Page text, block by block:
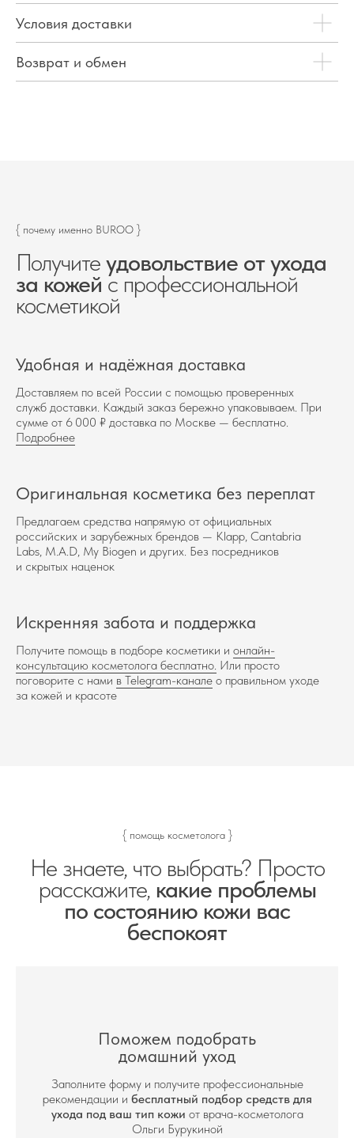
Условия доставки
Возврат и обмен
Получитеудовольствие от ухода
за кожей с профессиональной
косметикой
{ почему именно BUROO }
Удобная и надёжная доставка
Получите помощь в подборе косметики и онлайн-
консультацию косметолога бесплатно. Или просто
поговорите с нами в Telegram-канале о правильном уходе
за кожей и красоте
Искренняя забота и поддержка
Предлагаем средства напрямую от официальных
российских и зарубежных брендов — Klapp, Cantabria
Labs, M.A.D, My Biogen и других. Без посредников
и скрытых наценок
Оригинальная косметика без переплат
Доставляем по всей России с помощью проверенных
служб доставки. Каждый заказ бережно упаковываем. При
сумме от 6 000 ₽ доставка по Москве — бесплатно.
Подробнее
Поможем подобрать
домашний уход
Заполните форму и получите профессиональные
рекомендации и бесплатный подбор средств для
ухода под ваш тип кожи от врача-косметолога
Ольги Бурукиной
{ помощь косметолога }
Не знаете, что выбрать? Просто
расскажите, какие проблемы
по состоянию кожи вас
беспокоят